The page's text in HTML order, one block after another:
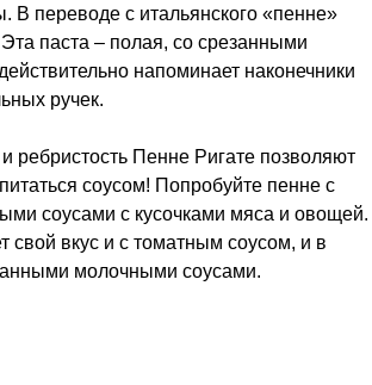
В переводе с итальянского «пенне»
Эта паста – полая, со срезанными
напоминает наконечники
ручек.
ребристость Пенне Ригате позволяют
соусом! Попробуйте пенне с
соусами с кусочками мяса и овощей.
свой вкус и с томатным соусом, и в
молочными соусами.